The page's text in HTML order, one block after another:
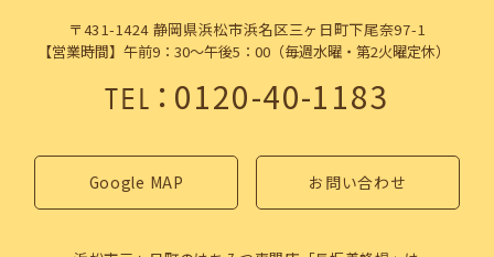
〒431-1424 静岡県浜松市浜名区三ヶ日町下尾奈97-1
【営業時間】午前9：30～午後5：00（毎週水曜・第2火曜定休）
TEL：0120-40-1183
Google MAP お問い合わせ